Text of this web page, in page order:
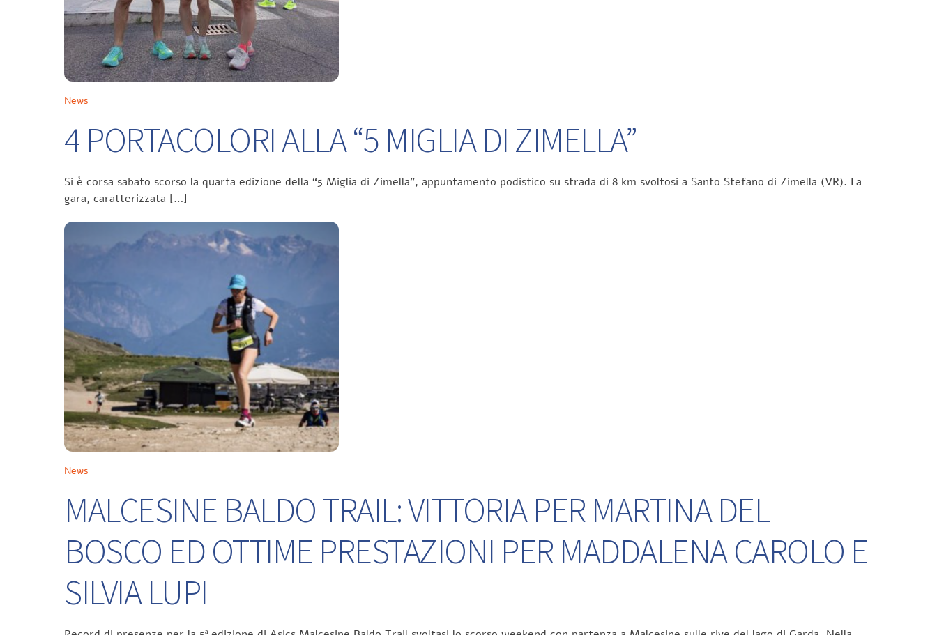
News
4 PORTACOLORI ALLA “5 MIGLIA DI ZIMELLA”
Si è corsa sabato scorso la quarta edizione della “5 Miglia di Zimella”, appuntamento podistico su strada di 8 km svoltosi a Santo Stefano di Zimella (VR). La
gara, caratterizzata […]
News
MALCESINE BALDO TRAIL: VITTORIA PER MARTINA DEL
BOSCO ED OTTIME PRESTAZIONI PER MADDALENA CAROLO E
SILVIA LUPI